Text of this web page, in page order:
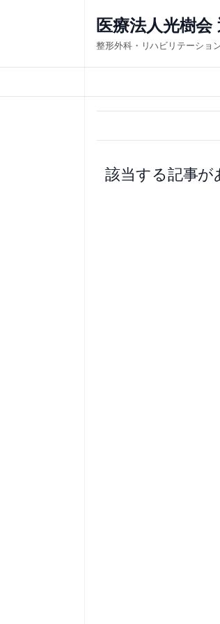
ス
キ
医療法人光樹会
整形外科・リハビリテーショ
該当する記事が